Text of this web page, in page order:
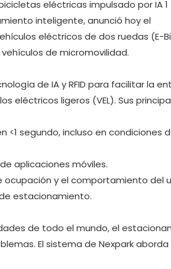
inteligente, anunció hoy el
eléctricos de dos ruedas (E-
de micromovilidad.
de IA y RFID para facilitar la
eléctricos ligeros (VEL). Sus
<1 segundo, incluso en condiciones
aplicaciones móviles.
ocupación y el comportamiento del
estacionamiento.
de todo el mundo, el
El sistema de Nexpark